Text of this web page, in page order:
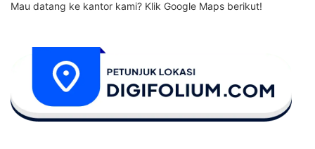
Mau datang ke kantor kami? Klik Google Maps berikut!